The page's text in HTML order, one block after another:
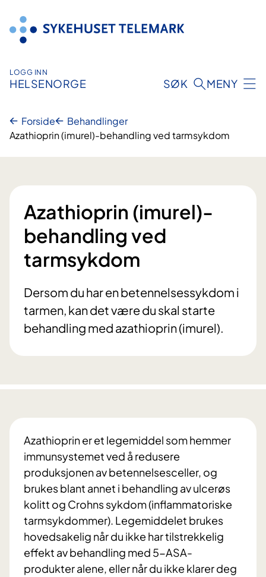
innhold
LOGG INN
HELSENORGE SØK MENY
Forside
Behandlinger
Azathioprin (imurel)-behandling ved tarmsykdom
Azathioprin (imurel)-
behandling ved
tarmsykdom
Dersom du har en betennelsessykdom i
tarmen, kan det være du skal starte
behandling med azathioprin (imurel).
Azathioprin er et legemiddel som hemmer
immunsystemet ved å redusere
produksjonen av betennelsesceller, og
brukes blant annet i behandling av ulcerøs
kolitt og Crohns sykdom (inflammatoriske
tarmsykdommer). Legemiddelet brukes
hovedsakelig når du ikke har tilstrekkelig
effekt av behandling med 5-ASA-
produkter alene, eller når du ikke klarer deg